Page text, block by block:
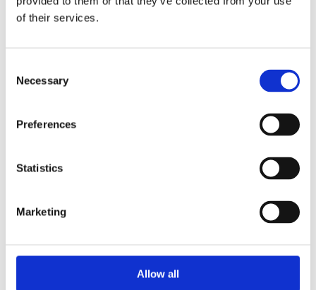
of their services.
Selection
Necessary
Preferences
Statistics
Marketing
Allow all
Podnieś swoje umiejętności pod okiem mistrzów.
piekarskie w centrum szkoleniowym w Warszawie.